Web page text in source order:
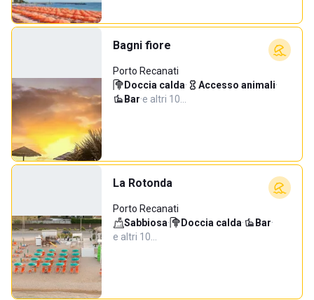
Bagni fiore
Porto Recanati
Doccia calda· Accesso animali·
Bar·e altri 10…
La Rotonda
Porto Recanati
Sabbiosa· Doccia calda· Bar·
e altri 10…